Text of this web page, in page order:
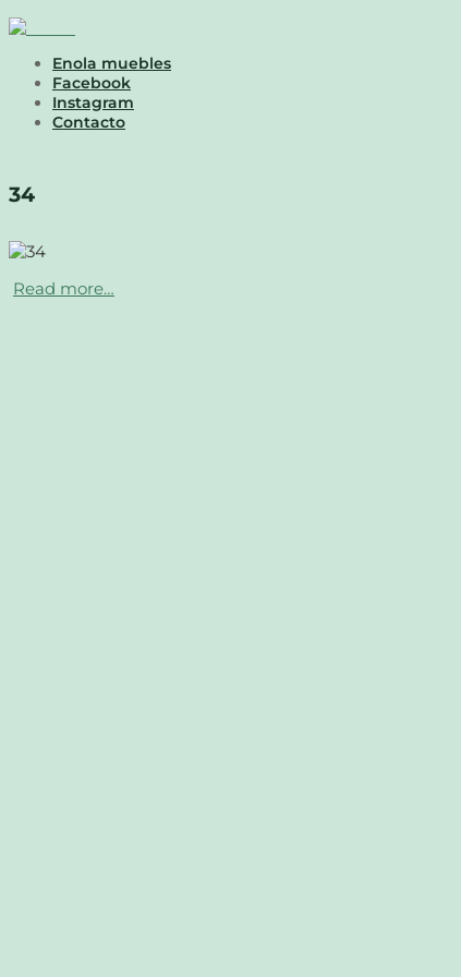
Enola muebles
Facebook
Instagram
Contacto
34
Read more…